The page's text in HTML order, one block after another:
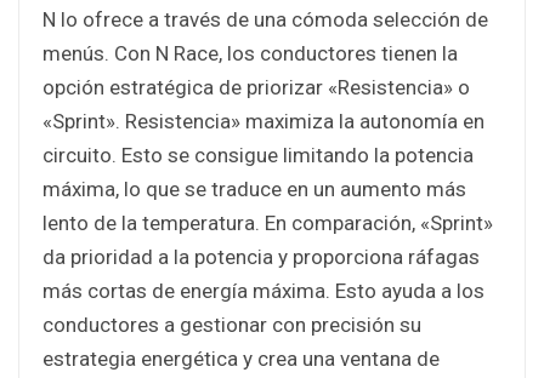
N lo ofrece a través de una cómoda selección de
menús. Con N Race, los conductores tienen la
opción estratégica de priorizar «Resistencia» o
«Sprint». Resistencia» maximiza la autonomía en
circuito. Esto se consigue limitando la potencia
máxima, lo que se traduce en un aumento más
lento de la temperatura. En comparación, «Sprint»
da prioridad a la potencia y proporciona ráfagas
más cortas de energía máxima. Esto ayuda a los
conductores a gestionar con precisión su
estrategia energética y crea una ventana de